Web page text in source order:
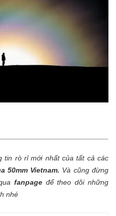
tin rò rỉ mới nhất của tất cả các
50mm Vietnam. Và cũng đừng
fanpageđể theo dõi những
nhé